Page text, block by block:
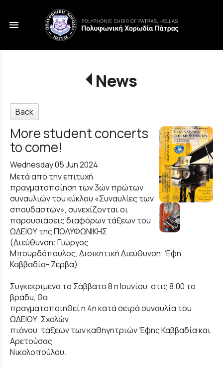
menu
News
Back
More student concerts
to come!
Wednesday 05 Jun 2024
Μετά από την επιτυχή
πραγματοποίηση των 3ών πρώτων
συναυλιών του κύκλου «Συναυλίες των
σπουδαστών», συνεχίζονται οι
παρουσιάσεις διαφόρων τάξεων του
ΩΔΕΙΟΥ της ΠΟΛΥΦΩΝΙΚΗΣ
(Διεύθυνση: Γιώργος
Μπουρδόπουλος, Διοικητική Διεύθυνση: Έφη
Καββαδία- Ζέρβα).
Συγκεκριμένα το Σάββατο 8 η Ιουνίου, στις 8.00 το
βράδυ, θα
πραγματοποιηθεί η 4η κατά σειρά συναυλία του
ΩΔΕΙΟΥ, Σχολών
πιάνου, τάξεων των καθηγητριών Έφης Καββαδία και
Αρετούσας
Νικολοπούλου.